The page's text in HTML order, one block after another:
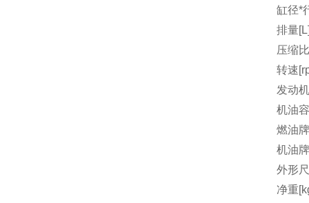
缸径*
排量
压缩比
转速
发动
机油
燃油
机油
外形
净重